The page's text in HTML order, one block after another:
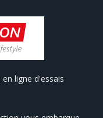
ligne d'essais